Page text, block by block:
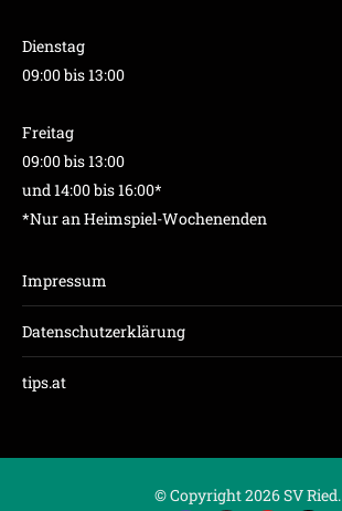
Dienstag
09:00 bis 13:00
Freitag
09:00 bis 13:00
und 14:00 bis 16:00*
*Nur an Heimspiel-Wochenenden
Impressum
Datenschutzerklärung
tips.at
© Copyright 2026 SV Ried.